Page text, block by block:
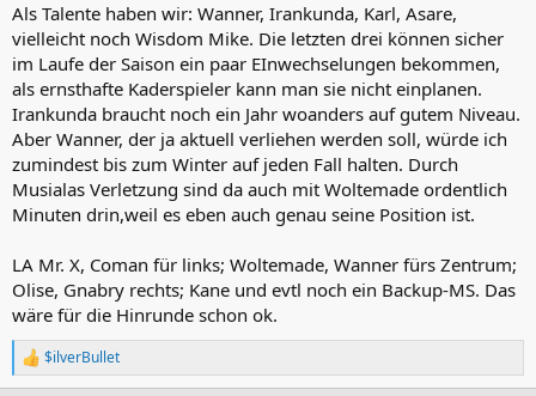
Als Talente haben wir: Wanner, Irankunda, Karl, Asare,
vielleicht noch Wisdom Mike. Die letzten drei können sicher
im Laufe der Saison ein paar EInwechselungen bekommen,
als ernsthafte Kaderspieler kann man sie nicht einplanen.
Irankunda braucht noch ein Jahr woanders auf gutem Niveau.
Aber Wanner, der ja aktuell verliehen werden soll, würde ich
zumindest bis zum Winter auf jeden Fall halten. Durch
Musialas Verletzung sind da auch mit Woltemade ordentlich
Minuten drin,weil es eben auch genau seine Position ist.
LA Mr. X, Coman für links; Woltemade, Wanner fürs Zentrum;
Olise, Gnabry rechts; Kane und evtl noch ein Backup-MS. Das
wäre für die Hinrunde schon ok.
R
e
$ilverBullet